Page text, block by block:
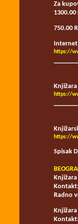
Za
1300.00
750.00
Internet
https://
Knjižara
https://
https://
Spisak
Knjižara
Radno
Knjižara